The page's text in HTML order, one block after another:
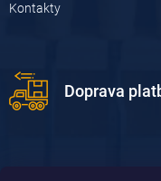
Kontakty
Doprava